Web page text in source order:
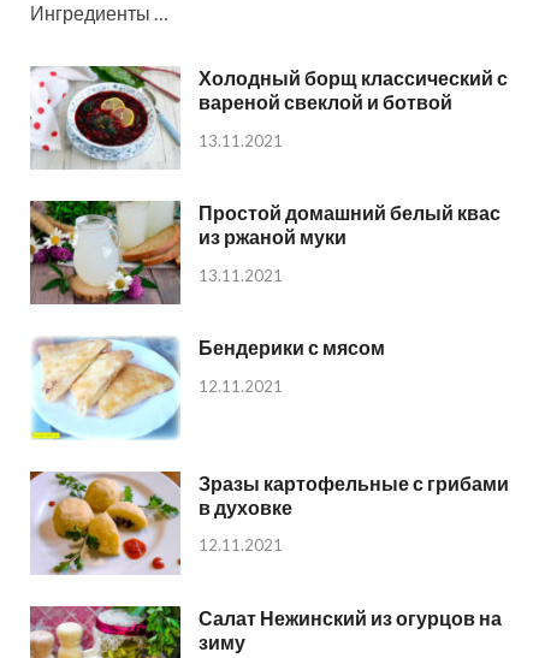
Ингредиенты …
Холодный борщ классический с
вареной свеклой и ботвой
13.11.2021
Простой домашний белый квас
из ржаной муки
13.11.2021
Бендерики с мясом
12.11.2021
Зразы картофельные с грибами
в духовке
12.11.2021
Салат Нежинский из огурцов на
зиму